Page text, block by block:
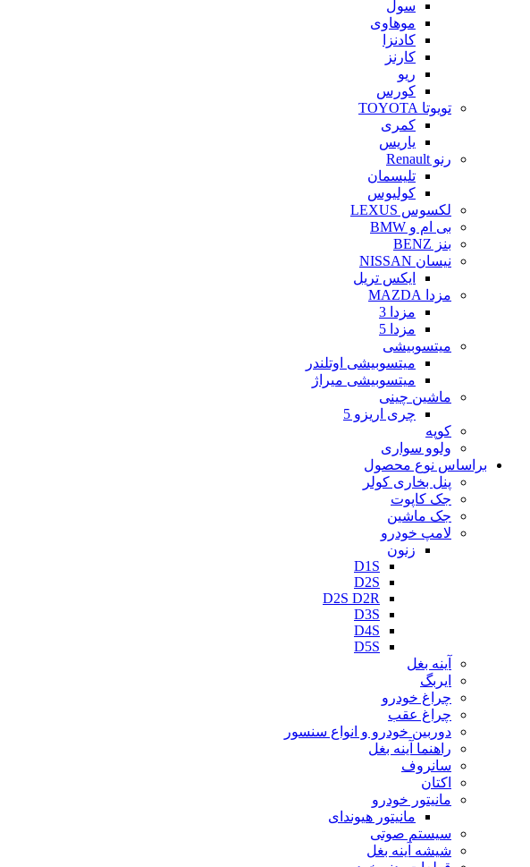
سول
موهاوی
کادنزا
کارنز
ریو
کورس
تویوتا TOYOTA
کمری
یاریس
رنو Renault
تلیسمان
کولیوس
لکسوس LEXUS
بی ام و BMW
بنز BENZ
نیسان NISSAN
ایکس تریل
مزدا MAZDA
مزدا 3
مزدا 5
میتسوبیشی
میتسوبیشی اوتلندر
میتسوبیشی میراژ
ماشین چینی
چری اریزو 5
کوپه
ولوو سواری
براساس نوع محصول
پنل بخاری کولر
جک کاپوت
جک ماشین
لامپ خودرو
زنون
D1S
D2S
D2S D2R
D3S
D4S
D5S
آینه بغل
ایربگ
چراغ خودرو
چراغ عقب
دوربین خودرو و انواع سنسور
راهنما آینه بغل
سانروف
اکتان
مانیتور خودرو
مانیتور هیوندای
سیستم صوتی
شیشه آینه بغل